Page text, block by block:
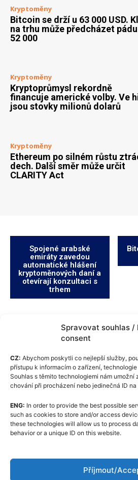
Spravovat souhlas /
consent
CZ: Abychom poskytli co nejlepší služby,
přístupu k informacím o zařízení,
Souhlas s těmito technologiemi nám
chování při procházení nebo jedinečná ID
ENG: In order to provide the best possible
such as cookies to store and/or access
these technologies will allow us to process
behavior or a unique ID on this website.
Příjmout/
Kryptoměny
Bitcoin se drží u 63 000 USD.
na trhu může předcházet
52 000
Kryptoměny
Kryptoprůmysl rekordně
financuje americké volby. Ve
jsou stovky milionů dolarů
Kryptoměny
Ethereum po silném růstu
dech. Další směr může určit
CLARITY Act
Spojené arabské
emiráty zavedou
automatické hlášení
kryptoměnových daní a
otevírají konzultaci s
trhem
Zásady cookies (EU)
GDPR
Redakční kodex